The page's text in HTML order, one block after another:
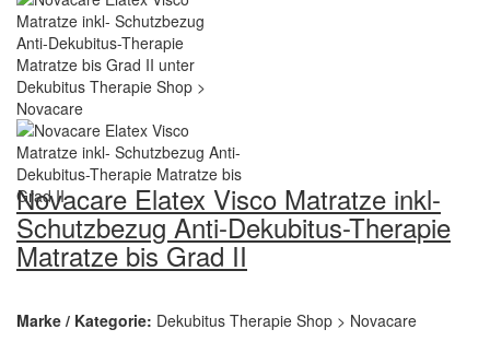
Novacare Elatex Visco Matratze inkl-
Schutzbezug Anti-Dekubitus-Therapie
Matratze bis Grad II
Marke / Kategorie: Dekubitus Therapie Shop > Novacare